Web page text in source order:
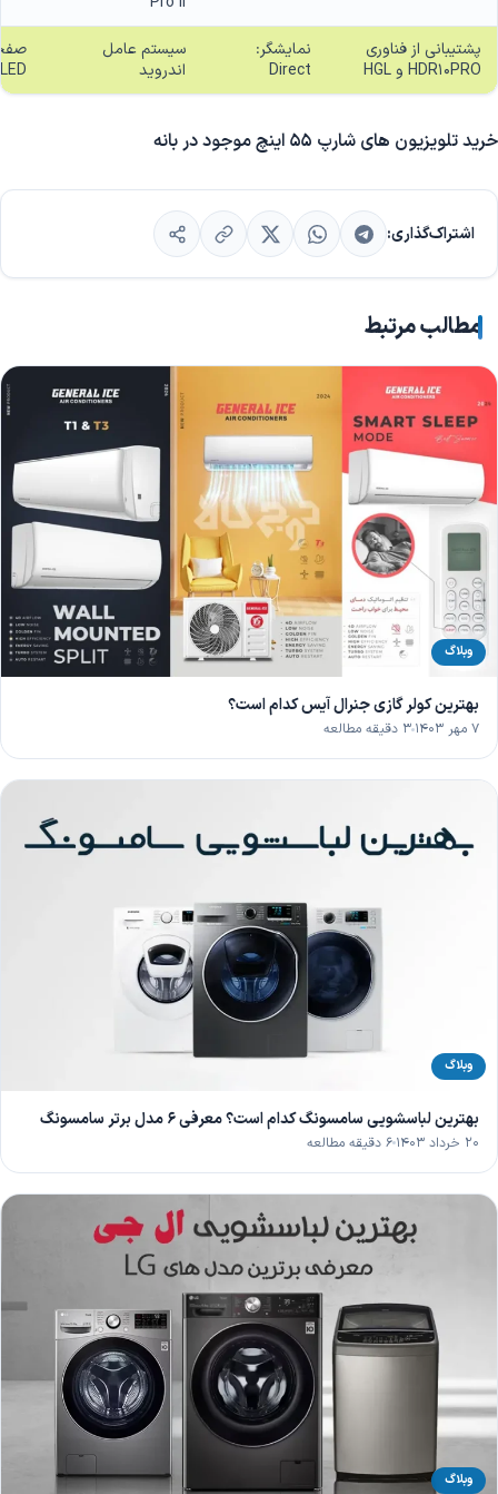
پشتیبانی از فناوری
HDR10PRO و HGL
نمایشگر:
Direct
سیستم عامل
اندروید
LED
خرید تلویزیون های شارپ 55 اینچ موجود در بانه
اشتراک‌گذاری:
مطالب مرتبط
وبلاگ
بهترین کولر گازی جنرال آیس کدام است؟
۷ مهر ۱۴۰۳ ۳ دقیقه مطالعه
وبلاگ
بهترین لباسشویی سامسونگ کدام است؟ معرفی 6 مدل برتر سامسونگ
۲۰ خرداد ۱۴۰۳ ۶ دقیقه مطالعه
وبلاگ